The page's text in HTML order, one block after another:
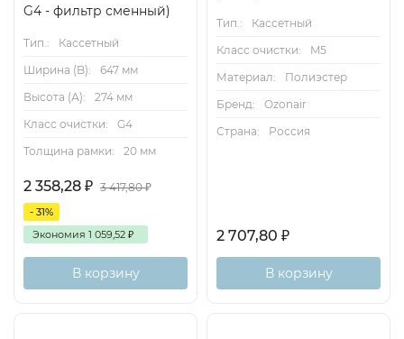
G4 - фильтр сменный)
Тип.:
Кассетный
Ширина (B):
647 мм
Высота (А):
274 мм
Класс очистки:
G4
Толщина рамки:
20 мм
2 358,28 ₽ 3 417,80₽
- 31%
Экономия 1 059,52 ₽
В корзину
Тип.:
Кассетный
Класс очистки:
M5
Материал:
Полиэстер
Бренд:
Ozonair
Страна:
Россия
2 707,80 ₽
В корзину